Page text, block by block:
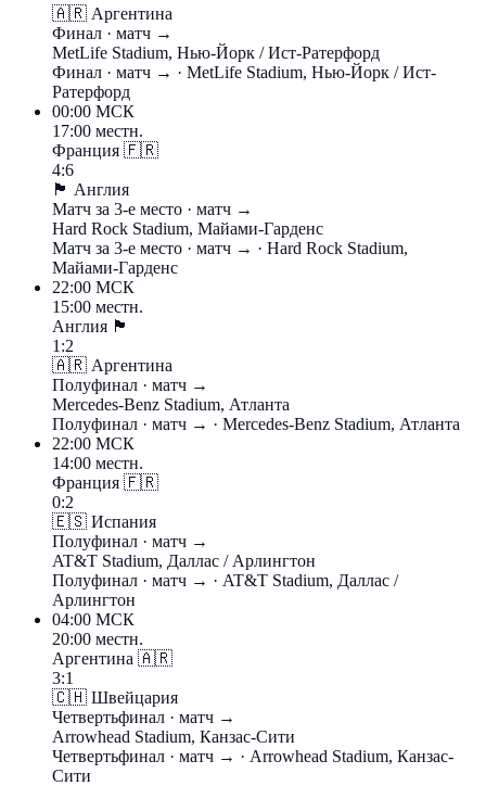
🇦🇷 Аргентина
Финал · матч →
MetLife Stadium, Нью-Йорк / Ист-Ратерфорд
Финал · матч → · MetLife Stadium, Нью-Йорк / Ист-
Ратерфорд
00:00 МСК
17:00 местн.
Франция 🇫🇷
4:6
🏴󠁧󠁢󠁥󠁮󠁧󠁿 Англия
Матч за 3-е место · матч →
Hard Rock Stadium, Майами-Гарденс
Матч за 3-е место · матч → · Hard Rock Stadium,
Майами-Гарденс
22:00 МСК
15:00 местн.
Англия 🏴󠁧󠁢󠁥󠁮󠁧󠁿
1:2
🇦🇷 Аргентина
Полуфинал · матч →
Mercedes-Benz Stadium, Атланта
Полуфинал · матч → · Mercedes-Benz Stadium, Атланта
22:00 МСК
14:00 местн.
Франция 🇫🇷
0:2
🇪🇸 Испания
Полуфинал · матч →
AT&T Stadium, Даллас / Арлингтон
Полуфинал · матч → · AT&T Stadium, Даллас /
Арлингтон
04:00 МСК
20:00 местн.
Аргентина 🇦🇷
3:1
🇨🇭 Швейцария
Четвертьфинал · матч →
Arrowhead Stadium, Канзас-Сити
Четвертьфинал · матч → · Arrowhead Stadium, Канзас-
Сити